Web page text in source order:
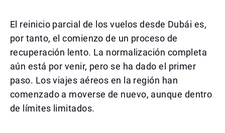
El reinicio parcial de los vuelos desde Dubái es,
por tanto, el comienzo de un proceso de
recuperación lento. La normalización completa
aún está por venir, pero se ha dado el primer
paso. Los viajes aéreos en la región han
comenzado a moverse de nuevo, aunque dentro
de límites limitados.